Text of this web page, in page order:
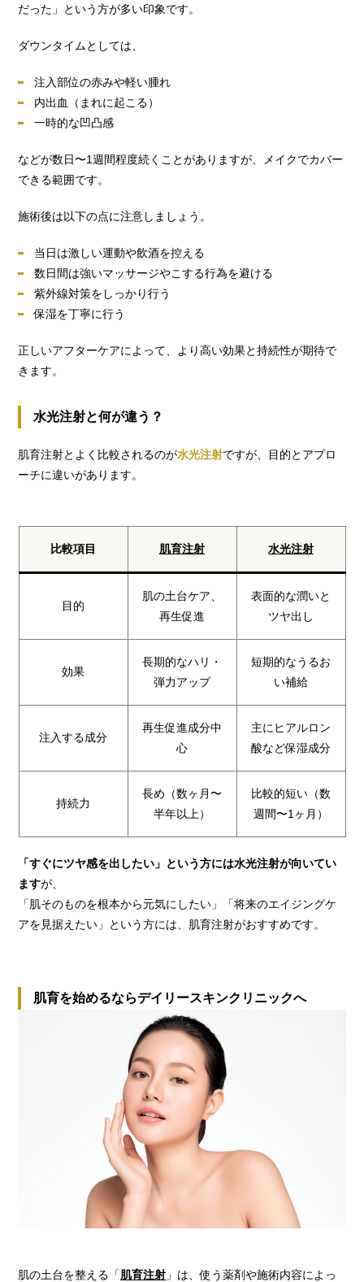
だった」という方が多い印象です。
ダウンタイムとしては、
注入部位の赤みや軽い腫れ
内出血（まれに起こる）
一時的な凹凸感
などが数日〜1週間程度続くことがありますが、メイクでカバー
できる範囲です。
施術後は以下の点に注意しましょう。
当日は激しい運動や飲酒を控える
数日間は強いマッサージやこする行為を避ける
紫外線対策をしっかり行う
保湿を丁寧に行う
正しいアフターケアによって、より高い効果と持続性が期待で
きます。
水光注射と何が違う？
肌育注射とよく比較されるのが水光注射ですが、目的とアプロ
ーチに違いがあります。
比較項目 肌育注射 水光注射
目的
肌の土台ケア、
再生促進
表面的な潤いと
ツヤ出し
効果
長期的なハリ・
弾力アップ
短期的なうるお
い補給
注入する成分
再生促進成分中
心
主にヒアルロン
酸など保湿成分
持続力
長め（数ヶ月〜
半年以上）
比較的短い（数
週間〜1ヶ月）
「すぐにツヤ感を出したい」という方には水光注射が向いてい
ますが、
「肌そのものを根本から元気にしたい」「将来のエイジングケ
アを見据えたい」という方には、肌育注射がおすすめです。
肌育を始めるならデイリースキンクリニックへ
肌の土台を整える「肌育注射 」は、使う薬剤や施術内容によっ